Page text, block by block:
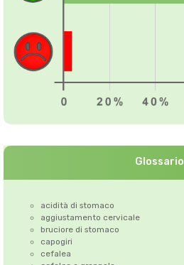
Glossario
acidità di stomaco
aggiustamento cervicale
bruciore di stomaco
capogiri
cefalea